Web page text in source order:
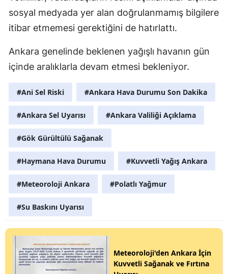
sosyal medyada yer alan doğrulanmamış bilgilere
itibar etmemesi gerektiğini de hatırlattı.
Ankara genelinde beklenen yağışlı havanın gün
içinde aralıklarla devam etmesi bekleniyor.
#Ani Sel Riski #Ankara Hava Durumu Son Dakika
#Ankara Sel Uyarısı #Ankara Valiliği Açıklama
#Gök Gürültülü Sağanak
#Haymana Hava Durumu #Kuvvetli Yağış Ankara
#Meteoroloji Ankara #Polatlı Yağmur
#Su Baskını Uyarısı
Meteoroloji'den Ankara İçin
Kuvvetli Sağanak ve Fırtına